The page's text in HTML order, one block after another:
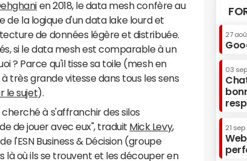
en 2018, le data mesh confère au
de la logique d'un data lake lourd et
de données légère et distribuée.
si le data mesh est comparable à un
? Parce qu'il tisse sa toile (mesh en
très grande vitesse dans tous les sens
le sujet).
à s'affranchir des silos
de jouer avec eux", traduit Mick Levy,
l'ESN Business & Décision (groupe
là où ils se trouvent et les découper en
27
03
21